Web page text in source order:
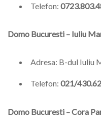
Telefon:
Domo Bucuresti – Iuliu
Adresa: B-dul Iuliu
Telefon: 021/
Domo Bucuresti – Cora